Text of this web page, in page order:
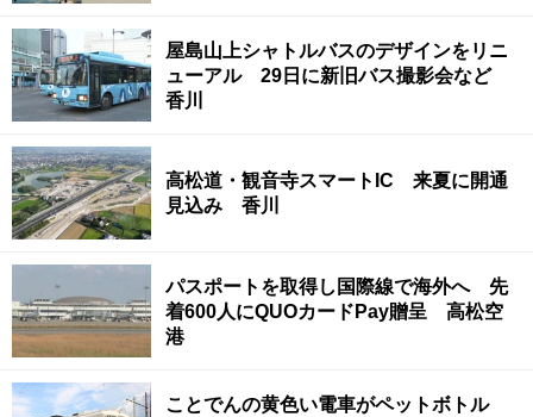
屋島山上シャトルバスのデザインをリニ
ューアル 29日に新旧バス撮影会など
香川
高松道・観音寺スマートIC 来夏に開通
見込み 香川
パスポートを取得し国際線で海外へ 先
着600人にQUOカードPay贈呈 高松空
港
ことでんの黄色い電車がペットボトル